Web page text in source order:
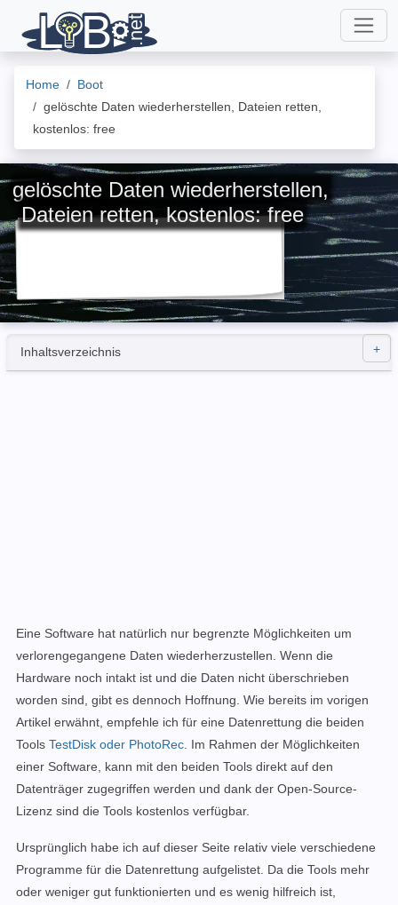
Home
Boot
gelöschte Daten wiederherstellen, Dateien retten,
kostenlos: free
gelöschte Daten wiederherstellen,
Dateien retten, kostenlos: free
Inhaltsverzeichnis
Eine Software hat natürlich nur begrenzte Möglichkeiten um
verlorengegangene Daten wiederherzustellen. Wenn die
Hardware noch intakt ist und die Daten nicht überschrieben
worden sind, gibt es dennoch Hoffnung. Wie bereits im vorigen
Artikel erwähnt, empfehle ich für eine Datenrettung die beiden
Tools TestDisk oder PhotoRec . Im Rahmen der Möglichkeiten
einer Software, kann mit den beiden Tools direkt auf den
Datenträger zugegriffen werden und dank der Open-Source-
Lizenz sind die Tools kostenlos verfügbar.
Ursprünglich habe ich auf dieser Seite relativ viele verschiedene
Programme für die Datenrettung aufgelistet. Da die Tools mehr
oder weniger gut funktionierten und es wenig hilfreich ist,